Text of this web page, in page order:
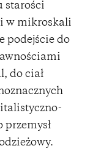
starości
w mikroskali
podejście do
do ciał